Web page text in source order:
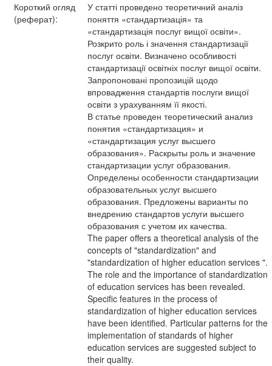
Короткий огляд
(реферат):
У статті проведено теоретичний аналіз
поняття «стандартизація» та
«стандартизація послуг вищої освіти».
Розкрито роль і значення стандартизації
послуг освіти. Визначено особливості
стандартизації освітніх послуг вищої освіти.
Запропоновані пропозицій щодо
впровадження стандартів послуги вищої
освіти з урахуванням її якості.
В статье проведен теоретический анализ
понятия «стандартизация» и
«стандартизация услуг высшего
образования». Раскрыты роль и значение
стандартизации услуг образования.
Определены особенности стандартизации
образовательных услуг высшего
образования. Предложены варианты по
внедрению стандартов услуги высшего
образования с учетом их качества.
The paper offers a theoretical analysis of the
concepts of "standardization" and
"standardization of higher education services ".
The role and the importance of standardization
of education services has been revealed.
Specific features in the process of
standardization of higher education services
have been identified. Particular patterns for the
implementation of standards of higher
education services are suggested subject to
their quality.